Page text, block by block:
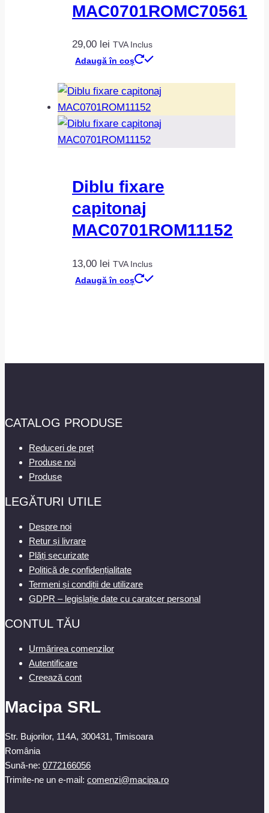
MAC0701ROMC70561
29,00 lei TVA Inclus
Adaugă în coș
Diblu fixare
capitonaj
MAC0701ROM11152
13,00 lei TVA Inclus
Adaugă în coș
CATALOG PRODUSE
Reduceri de preț
Produse noi
Produse
LEGĂTURI UTILE
Despre noi
Retur și livrare
Plăți securizate
Politică de confidențialitate
Termeni și condiții de utilizare
GDPR – legislație date cu caratcer personal
CONTUL TĂU
Urmărirea comenzilor
Autentificare
Creează cont
Macipa SRL
Str. Bujorilor, 114A, 300431, Timisoara
România
Sună-ne: 0772166056
Trimite-ne un e-mail: comenzi@macipa.ro